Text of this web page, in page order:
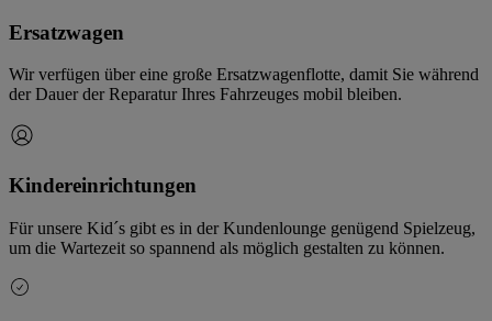
Ersatzwagen
Wir verfügen über eine große Ersatzwagenflotte, damit Sie während
der Dauer der Reparatur Ihres Fahrzeuges mobil bleiben.
Kindereinrichtungen
Für unsere Kid´s gibt es in der Kundenlounge genügend Spielzeug,
um die Wartezeit so spannend als möglich gestalten zu können.